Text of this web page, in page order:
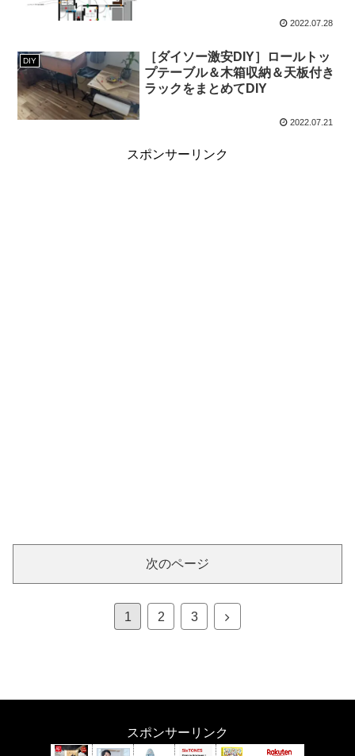
2022.07.28
DIY
［ダイソー激安DIY］ロールトッ
プテーブル＆木箱収納＆天板付き
ラックをまとめてDIY
2022.07.21
スポンサーリンク
次のページ
1 2 3
次
スポンサーリンク